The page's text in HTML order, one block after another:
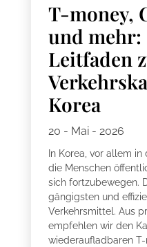
T-money,
und mehr:
Leitfaden
Korea
20 - Mai - 2026
In Korea, vor allem
die Menschen
sich fortzubewegen.
gängigsten und
Verkehrsmittel. Aus
empfehlen wir den
wiederaufladbaren T-